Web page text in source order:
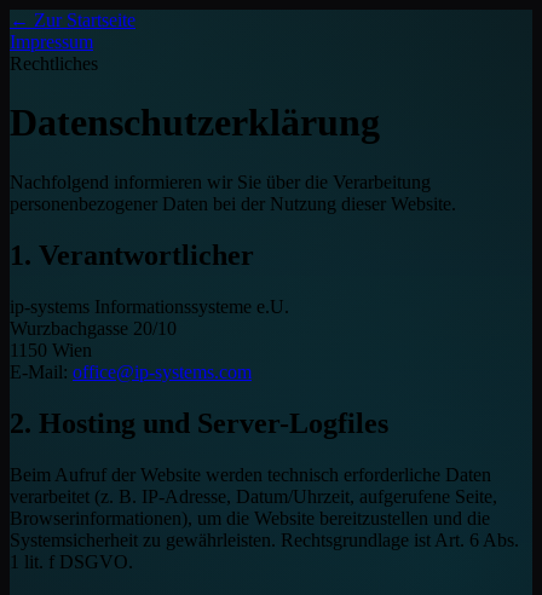
← Zur Startseite
Impressum
Rechtliches
Datenschutzerklärung
Nachfolgend informieren wir Sie über die Verarbeitung
personenbezogener Daten bei der Nutzung dieser Website.
1. Verantwortlicher
ip-systems Informationssysteme e.U.
Wurzbachgasse 20/10
1150 Wien
E-Mail: office@ip-systems.com
2. Hosting und Server-Logfiles
Beim Aufruf der Website werden technisch erforderliche Daten
verarbeitet (z. B. IP-Adresse, Datum/Uhrzeit, aufgerufene Seite,
Browserinformationen), um die Website bereitzustellen und die
Systemsicherheit zu gewährleisten. Rechtsgrundlage ist Art. 6 Abs.
1 lit. f DSGVO.